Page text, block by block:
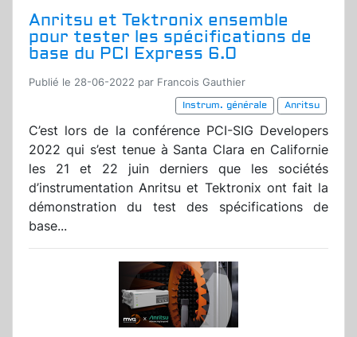
Anritsu et Tektronix ensemble
pour tester les spécifications de
base du PCI Express 6.0
Publié le 28-06-2022 par Francois Gauthier
Instrum. générale
Anritsu
C’est lors de la conférence PCI-SIG Developers
2022 qui s’est tenue à Santa Clara en Californie
les 21 et 22 juin derniers que les sociétés
d’instrumentation Anritsu et Tektronix ont fait la
démonstration du test des spécifications de
base...